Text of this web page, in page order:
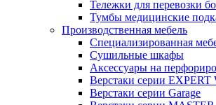
Тележки для перевозки
Тумбы медицинские
Производственная мебель
Cпециализированная
Cушильные шкафы
Аксессуары на
Верстаки серии EXPERT
Верстаки серии Garage